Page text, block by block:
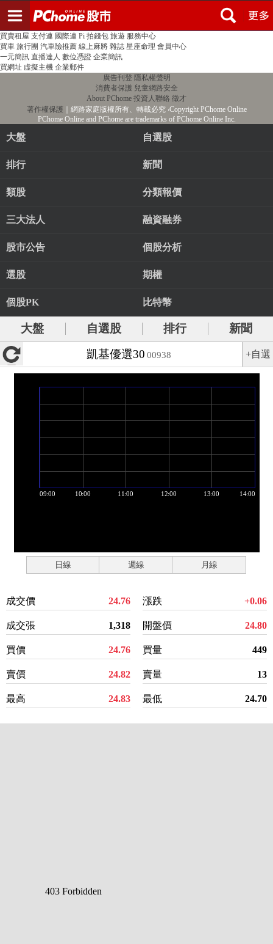
PChome首頁 線上購物 24h購物 書店
買賣租屋 支付連 國際連 Pi 拍錢包 旅遊 服務中心
買車 旅行團 汽車險推薦 線上麻將 雜誌 星座命理 會員中心
一元簡訊 直播達人 數位憑證 企業簡訊
買網址 虛擬主機 企業郵件
廣告刊登 隱私權聲明
消費者保護 兒童網路安全
About PChome 投資人聯絡 徵才
著作權保護 ｜網路家庭版權所有、轉載必究‧Copyright PChome Online
PChome Online and PChome are trademarks of PChome Online Inc.
大盤 自選股
排行 新聞
類股 分類報價
三大法人 融資融券
股市公告 個股分析
選股 期權
個股PK 比特幣
大盤 自選股 排行
新聞
凱基優選30 00938 +自選
日線 週線 月線
成交價 24.76
成交張 1,318
買價 24.76
賣價 24.82
最高 24.83
漲跌 +0.06
開盤價 24.80
買量 449
賣量 13
最低 24.70